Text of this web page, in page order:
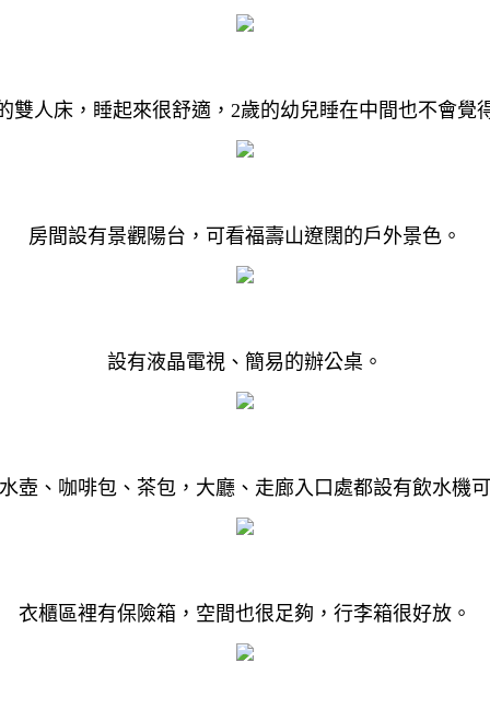
雙人床，睡起來很舒適，2歲的幼兒睡在中間也不會覺
房間設有景觀陽台，可看福壽山遼闊的戶外景色。
設有液晶電視、簡易的辦公桌。
壺、咖啡包、茶包，大廳、走廊入口處都設有飲水機
衣櫃區裡有保險箱，空間也很足夠，行李箱很好放。